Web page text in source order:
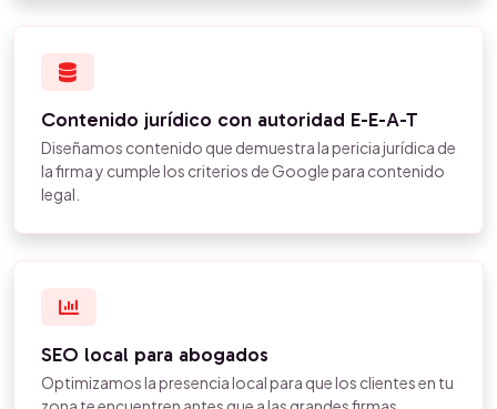
Contenido jurídico con autoridad E-E-A-T
Diseñamos contenido que demuestra la pericia jurídica de
la firma y cumple los criterios de Google para contenido
legal.
SEO local para abogados
Optimizamos la presencia local para que los clientes en tu